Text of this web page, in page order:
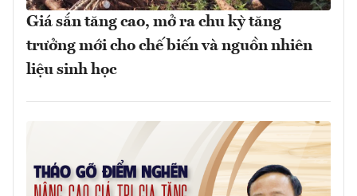
Giá sắn tăng cao, mở ra chu kỳ tăng
trưởng mới cho chế biến và nguồn nhiên
liệu sinh học